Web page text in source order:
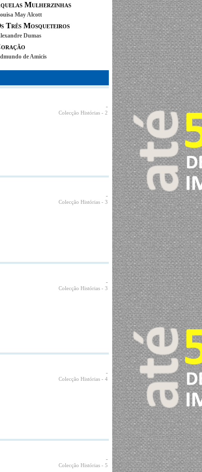
Mulherzinhas
May Alcott
Três Mosqueteiros
Dumas
de Amicis
-
Colecção Histórias- 2
-
Colecção Histórias- 3
-
Colecção Histórias- 3
-
Colecção Histórias- 4
-
Colecção Histórias- 5